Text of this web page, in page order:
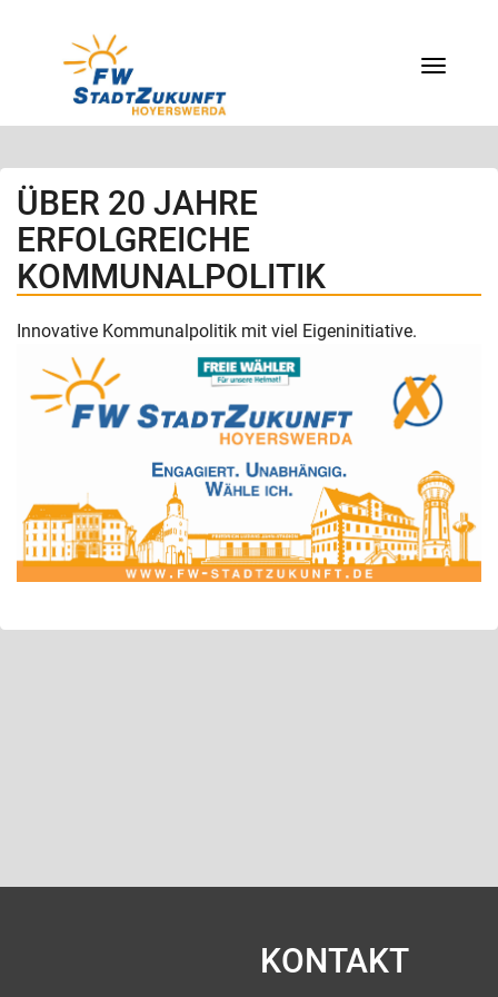
Menü
ÜBER 20 JAHRE
ERFOLGREICHE
KOMMUNALPOLITIK
Innovative Kommunalpolitik mit viel Eigeninitiative.
KONTAKT